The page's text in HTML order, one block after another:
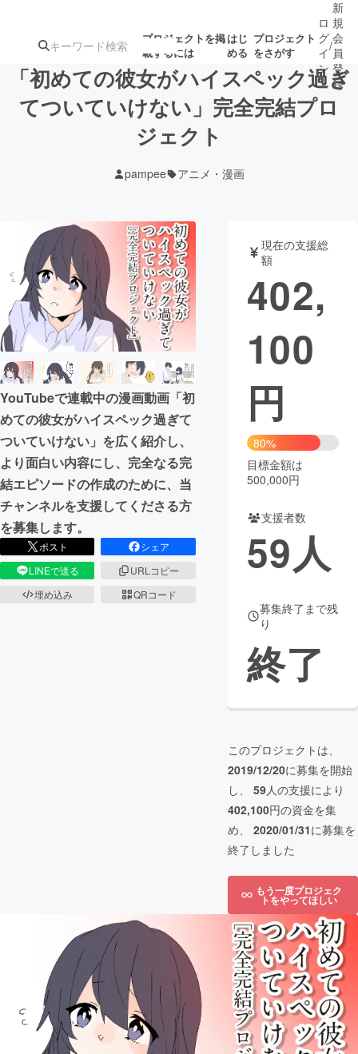
プロジェクトを掲
載するには
はじ
める
プロジェクト
をさがす
注目の新着プロ募集終了が近いプ
テクノロジー・ガジェット
映像・映画 書籍・雑誌
ビジネス・起業 チャレンジ
まちづくり・地域活性化
CAMPFIRE for Social Good
CAMPFIRE Creation
CAMPFIREふるさと納税machi-ya コミュニティ
ロ
グ
イ
ン
/
新
規
会
員
登
録
「初めての彼女がハイスペック過ぎ
てついていけない」完全完結プロ
ジェクト
pampee アニメ・漫画
YouTubeで連載中の漫画動画「初
めての彼女がハイスペック過ぎて
ついていけない」を広く紹介し、
より面白い内容にし、完全なる完
結エピソードの作成のために、当
チャンネルを支援してくださる方
を募集します。
ポスト
シェア
LINEで送る
URLコピー
埋め込み
QRコード
現在の支援総
額
402,
100
円
80%
目標金額は
500,000円
支援者数
59人
募集終了まで残
り
終了
このプロジェクトは、
2019/12/20に募集を開始
し、 59人の支援により
402,100円の資金を集
め、 2020/01/31に募集を
終了しました
もう一度プロジェク
トをやってほしい